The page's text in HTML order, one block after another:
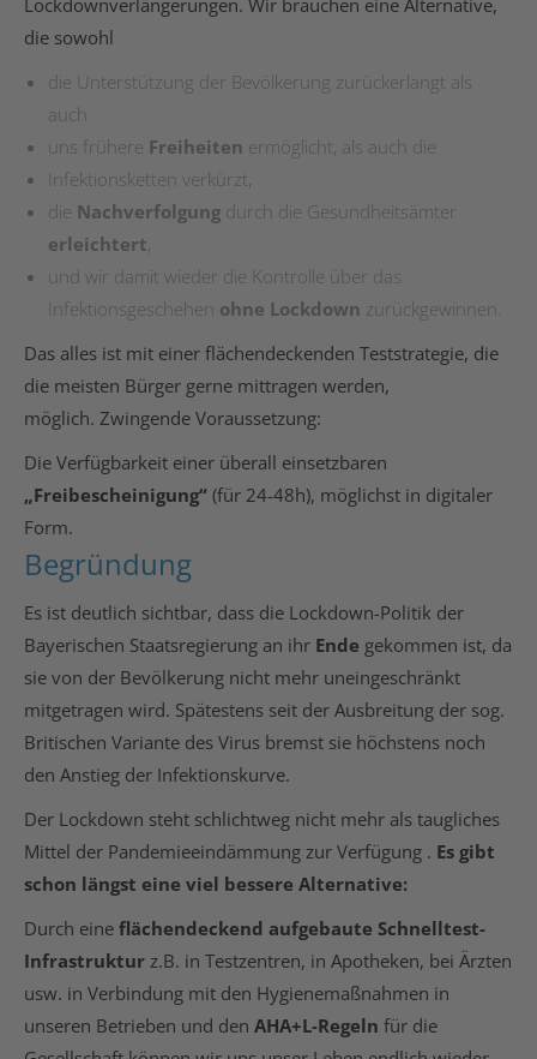
Lockdownverlängerungen. Wir brauchen eine Alternative,
die sowohl
die Unterstützung der Bevölkerung zurückerlangt als
auch
uns frühere Freiheiten ermöglicht, als auch die
Infektionsketten verkürzt,
die Nachverfolgung durch die Gesundheitsämter
erleichtert,
und wir damit wieder die Kontrolle über das
Infektionsgeschehen ohne Lockdown zurückgewinnen.
Das alles ist mit einer flächendeckenden Teststrategie, die
die meisten Bürger gerne mittragen werden,
möglich. Zwingende Voraussetzung:
Die Verfügbarkeit einer überall einsetzbaren
„Freibescheinigung“ (für 24-48h), möglichst in digitaler
Form.
Begründung
Es ist deutlich sichtbar, dass die Lockdown-Politik der
Bayerischen Staatsregierung an ihr Ende gekommen ist, da
sie von der Bevölkerung nicht mehr uneingeschränkt
mitgetragen wird. Spätestens seit der Ausbreitung der sog.
Britischen Variante des Virus bremst sie höchstens noch
den Anstieg der Infektionskurve.
Der Lockdown steht schlichtweg nicht mehr als taugliches
Mittel der Pandemieeindämmung zur Verfügung . Es gibt
schon längst eine viel bessere Alternative:
Durch eine flächendeckend aufgebaute Schnelltest-
Infrastruktur z.B. in Testzentren, in Apotheken, bei Ärzten
usw. in Verbindung mit den Hygienemaßnahmen in
unseren Betrieben und den AHA+L-Regeln für die